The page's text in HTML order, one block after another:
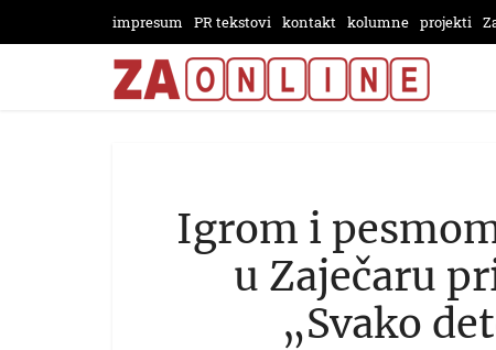
impresum PR tekstovi kontakt kolumne projekti
Igrom i
u Zaječaru
„Svako